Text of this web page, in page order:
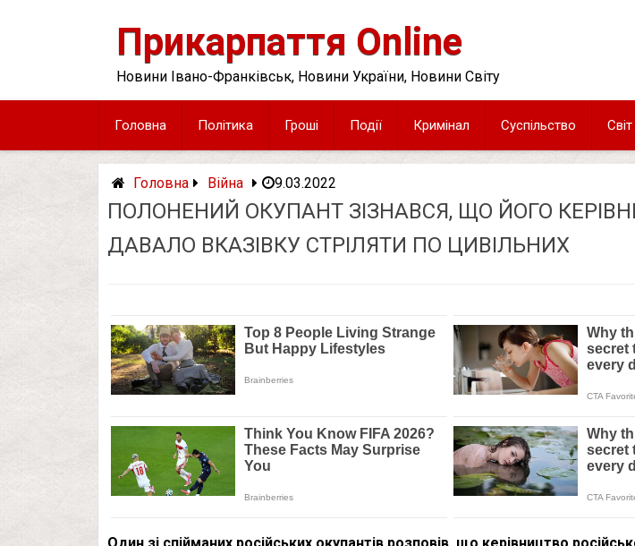
Прикарпаття Online
Новини Івано-Франківськ, Новини України, Новини Світу
Головна Політика Гроші Події Кримінал Суспільство Світ
Головна Війна 9.03.2022
ПОЛОНЕНИЙ ОКУПАНТ ЗІЗНАВСЯ, ЩО ЙОГО
ДАВАЛО ВКАЗІВКУ СТРІЛЯТИ ПО ЦИВІЛЬНИХ